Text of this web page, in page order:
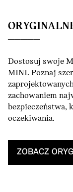
Dostosuj swoje
MINI. Poznaj
zachowaniem
bezpieczeństwa,
oczekiwania.
ZOBACZ